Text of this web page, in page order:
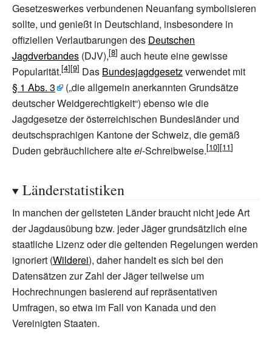
Gesetzeswerkes verbundenen Neuanfang symbolisieren
sollte, und genießt in Deutschland, insbesondere in
offiziellen Verlautbarungen des Deutschen
Jagdverbandes (DJV),
auch heute eine gewisse
Popularität.
Das Bundesjagdgesetz verwendet mit
§ 1 Abs. 3
(„die allgemein anerkannten Grundsätze
deutscher Weidgerechtigkeit“) ebenso wie die
Jagdgesetze der österreichischen Bundesländer und
deutschsprachigen Kantone der Schweiz, die gemäß
Duden gebräuchlichere alteei-Schreibweise.
Länderstatistiken
In manchen der gelisteten Länder braucht nicht jede Art
der Jagdausübung bzw. jeder Jäger grundsätzlich eine
staatliche Lizenz oder die geltenden Regelungen werden
ignoriert (Wilderei), daher handelt es sich bei den
Datensätzen zur Zahl der Jäger teilweise um
Hochrechnungen basierend auf repräsentativen
Umfragen, so etwa im Fall von Kanada und den
Vereinigten Staaten.